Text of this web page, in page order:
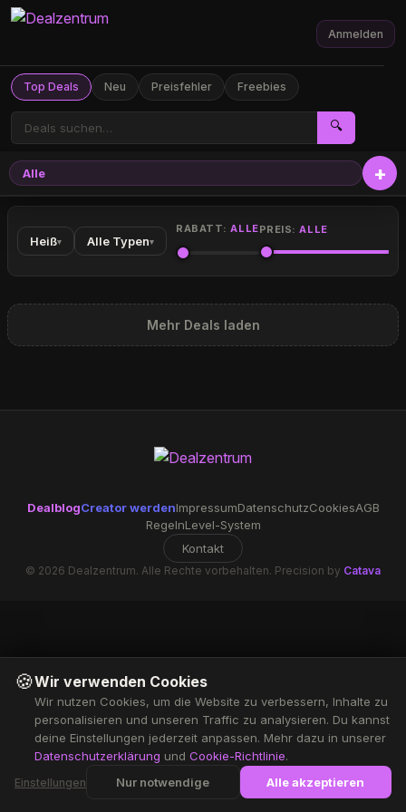
Top Deals Neu Preisfehler Freebies
🔍
Anmelden
Alle
Heiß▾ Alle Typen▾
RABATT:ALLEPREIS:ALLE
Mehr Deals laden
DealblogCreator werdenImpressumDatenschutzCookiesAGB
RegelnLevel-System
Kontakt
© 2026 Dealzentrum. Alle Rechte vorbehalten. Precision by Catava
🍪Wir verwenden Cookies
Wir nutzen Cookies, um die Website zu verbessern, Inhalte zu
personalisieren und unseren Traffic zu analysieren. Du kannst
deine Einstellungen jederzeit anpassen. Mehr dazu in unserer
Datenschutzerklärung und Cookie-Richtlinie.
Einstellungen Nur notwendige Alle akzeptieren